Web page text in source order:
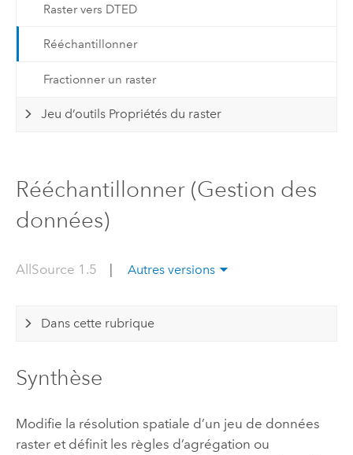
Raster vers DTED
Rééchantillonner
Fractionner un raster
Jeu d’outils Propriétés du raster
Rééchantillonner (Gestion des
données)
AllSource 1.5 Autres versions
Dans cette rubrique
Synthèse
Modifie la résolution spatiale d’un jeu de données
raster et définit les règles d’agrégation ou